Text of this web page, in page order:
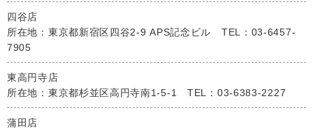
四谷店
所在地：東京都新宿区四谷2-9 APS記念ビル TEL：03-6457-
7905
東高円寺店
所在地：東京都杉並区高円寺南1-5-1 TEL：03-6383-2227
蒲田店